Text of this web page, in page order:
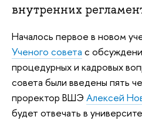
внутренних
Началось первое в новом
Ученого совета с
процедурных и кадровых
совета были введены пять
проректор ВШЭ Алексей
будет отвечать в